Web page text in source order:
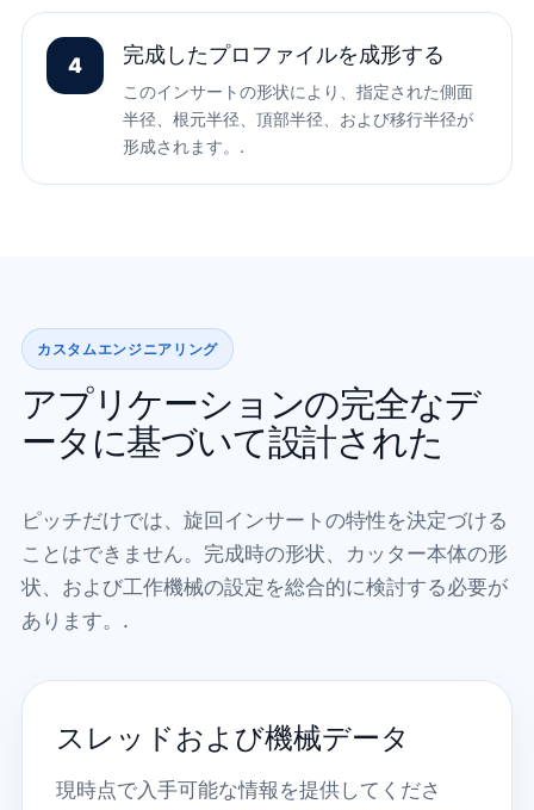
4 完成したプロファイルを成形する
このインサートの形状により、指定された側面
半径、根元半径、頂部半径、および移行半径が
形成されます。.
カスタムエンジニアリング
アプリケーションの完全なデ
ータに基づいて設計された
ピッチだけでは、旋回インサートの特性を決定づける
ことはできません。完成時の形状、カッター本体の形
状、および工作機械の設定を総合的に検討する必要が
あります。.
スレッドおよび機械データ
現時点で入手可能な情報を提供してくださ